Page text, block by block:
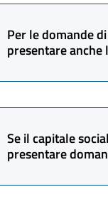
Per le domande
presentare
Sì, la domanda di
Il D.I. 10/07/2024
né per la
Se il capitale
presentare